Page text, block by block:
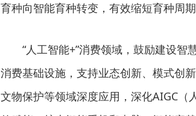
育种向智能育种转变，有效缩短育种周
“人工智能+”消费领域，鼓励建设
消费基础设施，支持业态创新、模式创
文物保护等领域深度应用，深化AIGC（